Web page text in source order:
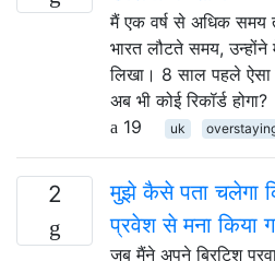
मैं एक वर्ष से अधिक
भारत लौटते समय, उन्होंने
लिखा। 8 साल पहले
अब भी कोई रिकॉर्ड होगा?
19
uk
2
मुझे कैसे पता चलेगा
प्रवेश से मना किया
जब मैंने अपने ब्रिटिश